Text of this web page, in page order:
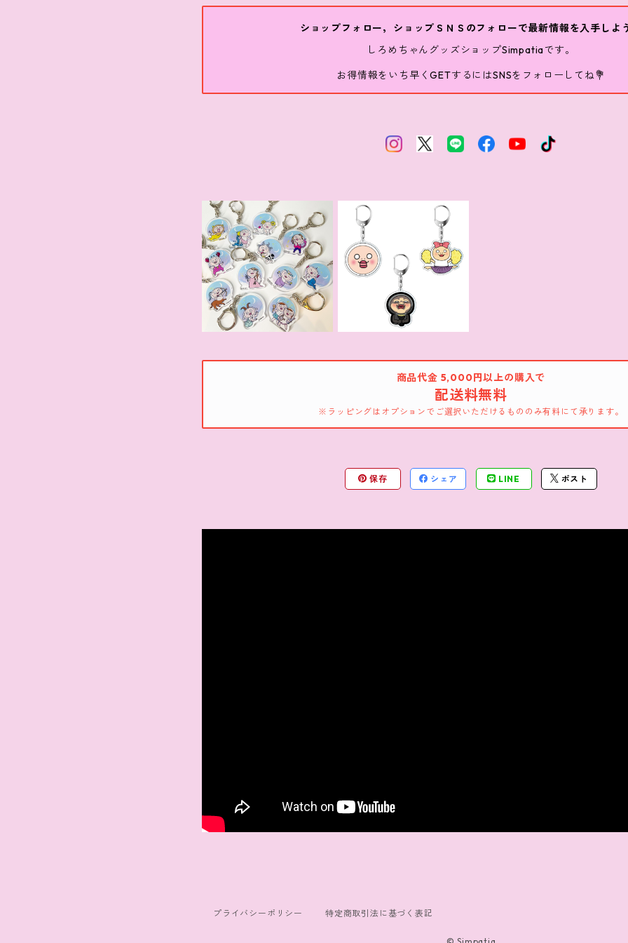
ショップフォロー，ショップＳＮＳのフォローで最新情報を入手しよ
しろめちゃんグッズショップSimpatiaです。
お得情報をいち早くGETするにはSNSをフォローしてね💐
１２星座のなかまた
ち しろめちゃんアク
リルキーホルダー
¥550
しろめちゃんアクリル
キーホルダー
¥550
商品代金 5,000円以上の購入で
配送料無料
※ラッピングはオプションでご選択いただけるもののみ有料にて承ります。
保存 シェア LINE ポスト
プライバシーポリシー 特定商取引法に基づく表記